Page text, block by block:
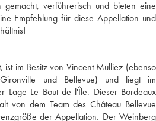
verführerisch und bieten eine
Empfehlung für diese Appellation und
im Besitz von Vincent Mulliez (ebenso
und Bellevue) und liegt im
Lage Le Bout de l'Île. Dieser Bordeaux
von dem Team des Château Bellevue
der Appellation. Der Weinberg